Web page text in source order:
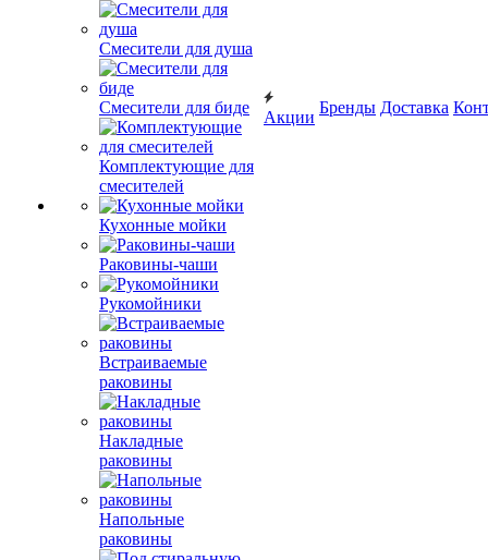
Смесители для душа
Смесители для биде
Комплектующие для
смесителей
Кухонные мойки
Раковины-чаши
Рукомойники
Встраиваемые
раковины
Накладные
раковины
Напольные
раковины
Акции
Бренды Доставка